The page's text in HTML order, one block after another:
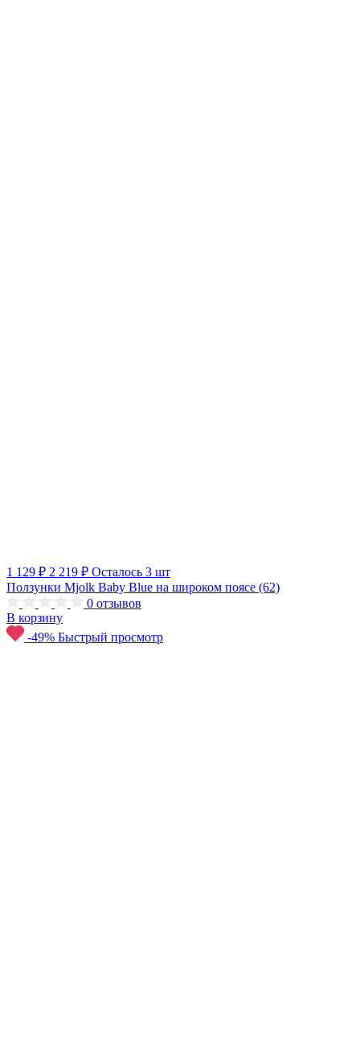
1 129 ₽ 2 219 ₽ Осталось 3 шт
Ползунки Mjolk Baby Blue на широком поясе (62)
0 отзывов
В корзину
-49% Быстрый просмотр